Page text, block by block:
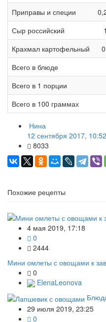
Приправы и специи
Сыр российский
Крахмал картофельный
Всего в блюде
Всего в 1 порции
Всего в 100 граммах
Нина
12 сентября 2017, 10:52
8033
Похожие рецепты
4 мая 2019, 17:18
0
2444
Мини омлеты с овощами к
0
ElenaLeonova
29 июля 2019, 23:25
0